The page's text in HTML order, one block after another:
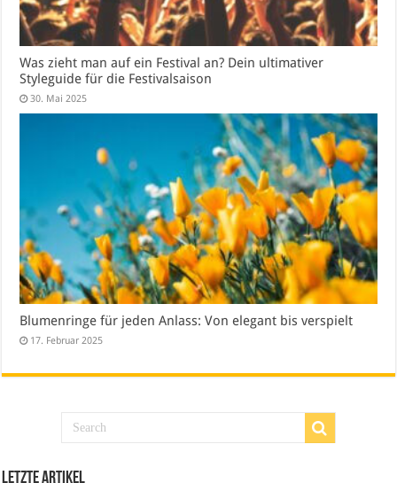
Was zieht man auf ein Festival an? Dein ultimativer
Styleguide für die Festivalsaison
30. Mai 2025
Blumenringe für jeden Anlass: Von elegant bis verspielt
17. Februar 2025
Letzte Artikel